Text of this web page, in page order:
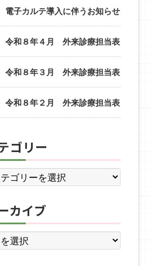
電子カルテ導入に伴うお知らせ
令和８年４月 外来診療担当表
令和８年３月 外来診療担当表
令和８年２月 外来診療担当表
ゴリー
カイブ